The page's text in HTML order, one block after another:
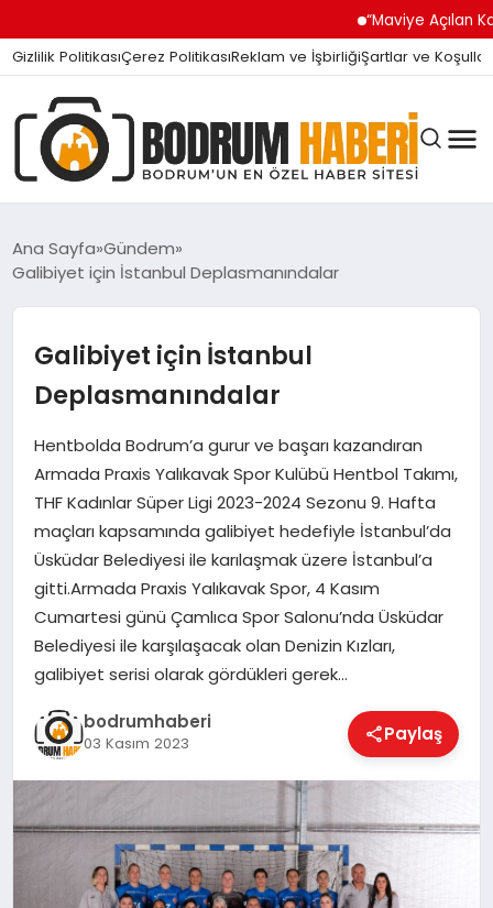
“Maviye Açılan Kapı”
Gizlilik PolitikasıÇerez PolitikasıReklam ve İşbirliğiŞartlar ve Koşullar
BODRUM BODRUM
SIYASET
MAGAZIN
KÖŞE YAZILARI
YAŞAM
SPOR
Ana Sayfa Gündem
Galibiyet için İstanbul Deplasmanındalar
Galibiyet için İstanbul
Deplasmanındalar
Hentbolda Bodrum’a gurur ve başarı kazandıran
Armada Praxis Yalıkavak Spor Kulübü Hentbol Takımı,
THF Kadınlar Süper Ligi 2023-2024 Sezonu 9. Hafta
maçları kapsamında galibiyet hedefiyle İstanbul’da
Üsküdar Belediyesi ile karılaşmak üzere İstanbul’a
gitti.Armada Praxis Yalıkavak Spor, 4 Kasım
Cumartesi günü Çamlıca Spor Salonu’nda Üsküdar
Belediyesi ile karşılaşacak olan Denizin Kızları,
galibiyet serisi olarak gördükleri gerek…
bodrumhaberi
03 Kasım 2023 Paylaş